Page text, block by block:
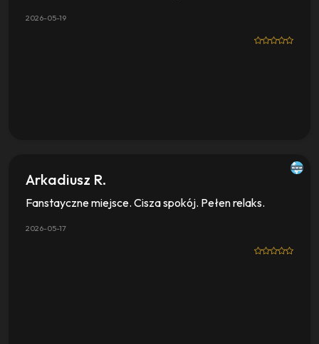
2026-05-19
Arkadiusz R.
Fanstayczne miejsce. Cisza spokój. Pełen relaks.
2026-05-17